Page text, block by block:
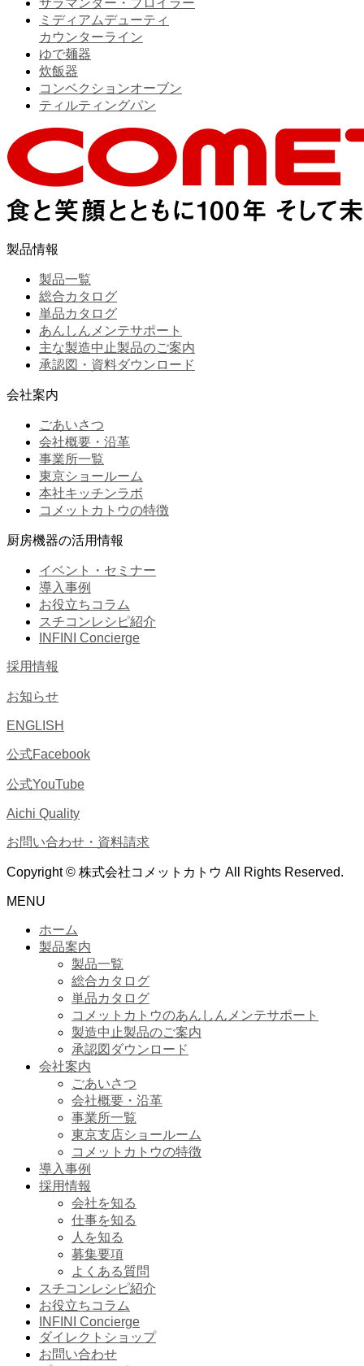
サラマンダー・ブロイラー
ミディアムデューティ
カウンターライン
ゆで麺器
炊飯器
コンベクションオーブン
ティルティングパン
製品情報
製品一覧
総合カタログ
単品カタログ
あんしんメンテサポート
主な製造中止製品のご案内
承認図・資料ダウンロード
会社案内
ごあいさつ
会社概要・沿革
事業所一覧
東京ショールーム
本社キッチンラボ
コメットカトウの特徴
厨房機器の活用情報
イベント・セミナー
導入事例
お役立ちコラム
スチコンレシピ紹介
INFINI Concierge
採用情報
お知らせ
ENGLISH
公式Facebook
公式YouTube
Aichi Quality
お問い合わせ・資料請求
Copyright © 株式会社コメットカトウ All Rights Reserved.
MENU
ホーム
製品案内
製品一覧
総合カタログ
単品カタログ
コメットカトウのあんしんメンテサポート
製造中止製品のご案内
承認図ダウンロード
会社案内
ごあいさつ
会社概要・沿革
事業所一覧
東京支店ショールーム
コメットカトウの特徴
導入事例
採用情報
会社を知る
仕事を知る
人を知る
募集要項
よくある質問
スチコンレシピ紹介
お役立ちコラム
INFINI Concierge
ダイレクトショップ
お問い合わせ